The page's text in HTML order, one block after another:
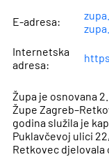
E-adresa:
Internetska
adresa:
Župa je osnovana
Župe
godina služila je
Puklavčevoj ulici
Retkovec djelovala